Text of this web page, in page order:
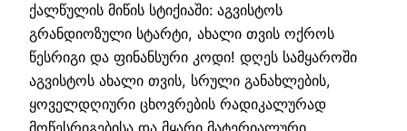
ქალწულის მიწის სტიქიაში: აგვისტოს
გრანდიოზული სტარტი, ახალი თვის ოქროს
წესრიგი და ფინანსური კოდი! დღეს სამყაროში
აგვისტოს ახალი თვის, სრული განახლების,
ყოველდღიური ცხოვრების რადიკალურად